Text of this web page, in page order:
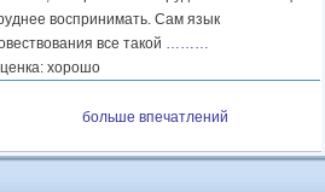
воспринимать. Сам язык
все такой ………
хорошо
больше впечатлений